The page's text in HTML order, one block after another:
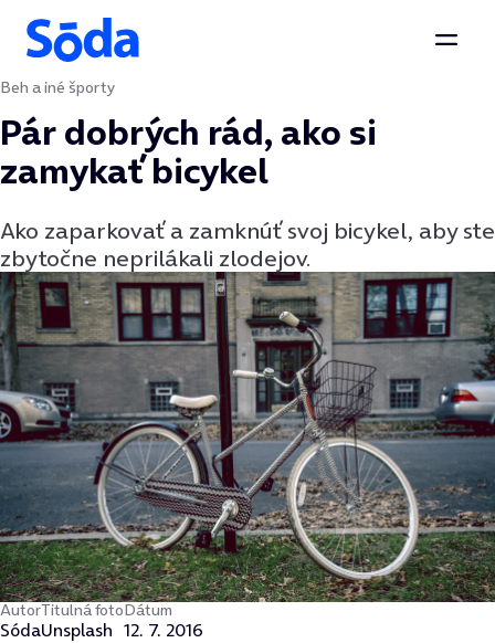
Preskočiť na obsah
Beh a iné športy
Pár dobrých rád, ako si
zamykať bicykel
Ako zaparkovať a zamknúť svoj bicykel, aby ste
zbytočne neprilákali zlodejov.
Autor
Sóda
Titulná foto
Unsplash
Dátum
12. 7. 2016